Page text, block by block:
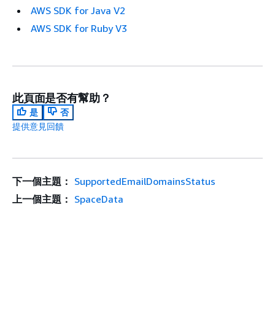
AWS SDK for Java V2
AWS SDK for Ruby V3
此頁面是否有幫助？
是
否
提供意見回饋
下一個主題： SupportedEmailDomainsStatus
上一個主題： SpaceData